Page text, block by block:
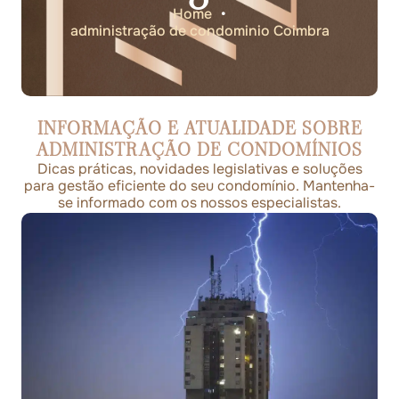
Home •
administração de condominio Coimbra
INFORMAÇÃO E ATUALIDADE SOBRE
ADMINISTRAÇÃO DE CONDOMÍNIOS
Dicas práticas, novidades legislativas e soluções
para gestão eficiente do seu condomínio. Mantenha-
se informado com os nossos especialistas.